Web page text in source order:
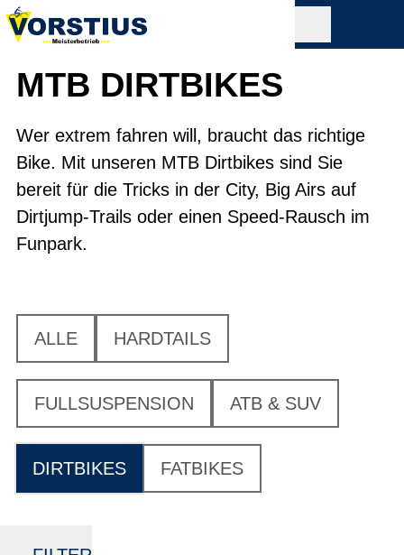
MTB DIRTBIKES
Wer extrem fahren will, braucht das richtige
Bike. Mit unseren MTB Dirtbikes sind Sie
bereit für die Tricks in der City, Big Airs auf
Dirtjump-Trails oder einen Speed-Rausch im
Funpark.
ALLE HARDTAILS
FULLSUSPENSION ATB & SUV
DIRTBIKES FATBIKES